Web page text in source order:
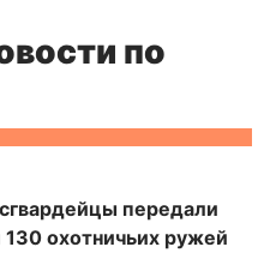
по
передали
охотничьих ружей